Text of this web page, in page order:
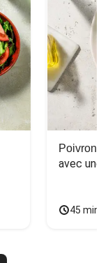
Poivron
avec une
45